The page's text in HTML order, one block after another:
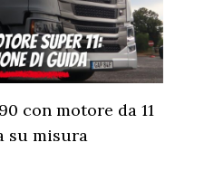
con motore da 11
su misura